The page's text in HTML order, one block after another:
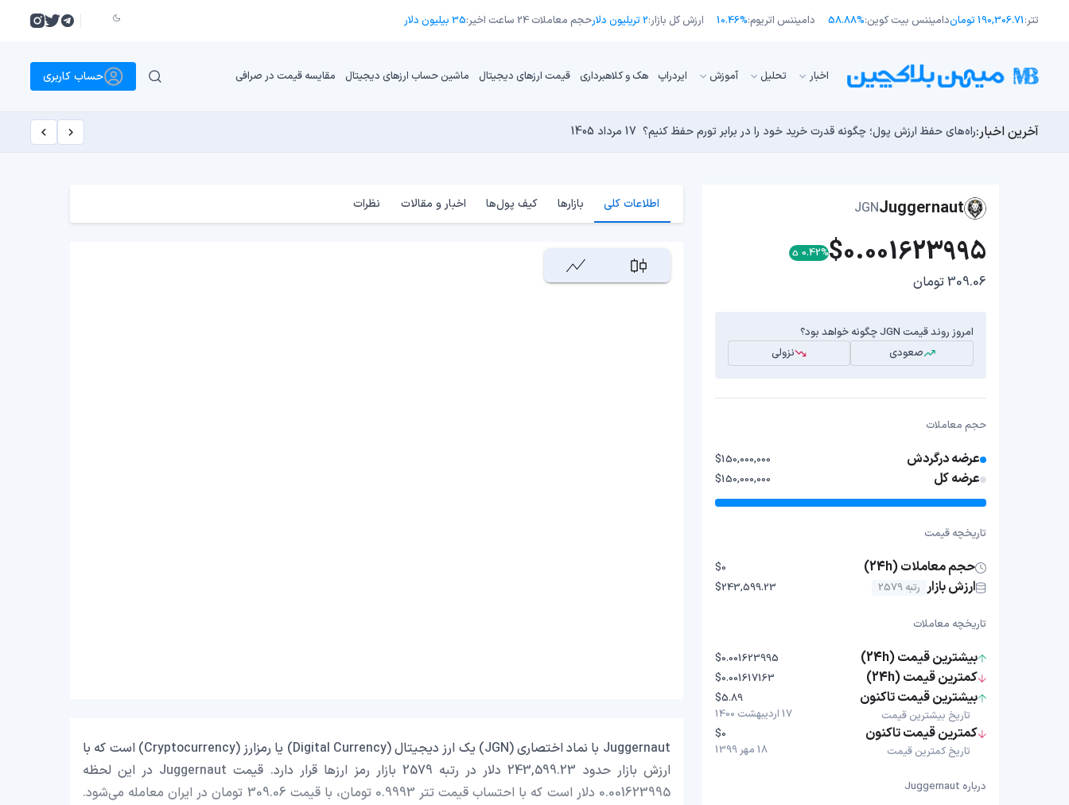
تتر:190,306.71 تومان دامیننس بیت کوین:58.88% دامیننس اتریوم:10.46% ارزش کل بازار:2 تریلیون دلار حجم معاملات 24 ساعت اخیر: 35 بیلیون دلار
اﺧﺒﺎر تحلیل آموزش ایردراپ هک و کلاهبرداری قیمت ارزهای دیجیتال ماشین حساب ارزهای دیجیتال مقایسه قیمت در صرافی حساب کاربری
آخرین اخبار:راه‌های حفظ ارزش پول؛ چگونه قدرت خرید خود را در برابر تورم حفظ کنیم؟ 17 مرداد 1405 طرح جدید EIP-8363: آیا کاهش پاداش استیکینگ به ضرر اتریوم تمام می‌شود؟ 17 مرداد 1405
چرا هوش مصنوعی اکنون در کوتاه‌مدت تهدیدی فوری‌تر از کامپیوترهای کوانتومی برای بیت‌کوین است؟
مایکل ترپین: متاسفم، بیت‌کوین به سمت ۴۳,۵۰۰ دلار در حال سقوط است 16 مرداد 1405 توسعه‌دهندگان بیت‌کوین ۸۵ باگ بحرانی را در یک وضعیت «فوق‌العاده بد» شناسایی کردند
Juggernaut
JGN
$0.001623995
0.42%
309.06 تومان
امروز روند قیمت JGN چگونه خواهد بود؟
صعودی
نزولی
حجم معاملات
عرضه درگردش $150,000,000
عرضه کل $150,000,000
تاریخچه قیمت
حجم معاملات (24h) $0
ارزش بازار رتبه 2579 $243,599.23
تاریخچه معاملات
بیشترین قیمت (24h) $0.001623995
کمترین قیمت (24h) $0.001617163
بیشترین قیمت تاکنون
تاریخ بیشترین قیمت
$5.89
17 اردیبهشت 1400
کمترین قیمت تاکنون
تاریخ کمترین قیمت
$0
18 مهر 1399
درباره Juggernaut
اطلاعات کلی بازارها کیف پول‌ها اخبار و مقالات نظرات
Juggernaut با نماد اختصاری (JGN) یک ارز دیجیتال (Digital Currency) یا رمزارز (Cryptocurrency) است که با
ارزش بازار حدود 243,599.23 دلار در رتبه 2579 بازار رمز ارزها قرار دارد. قیمت Juggernaut در این لحظه
0.001623995 دلار است که با احتساب قیمت تتر 0.9993 تومان، با قیمت 309.06 تومان در ایران معامله می‌شود.